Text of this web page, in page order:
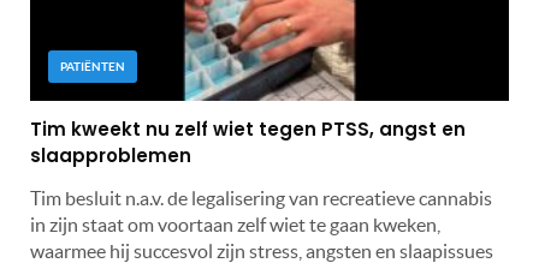
PATIËNTEN
Tim kweekt nu zelf wiet tegen PTSS, angst en
slaapproblemen
Tim besluit n.a.v. de legalisering van recreatieve cannabis
in zijn staat om voortaan zelf wiet te gaan kweken,
waarmee hij succesvol zijn stress, angsten en slaapissues